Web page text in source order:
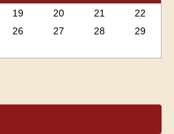
19 20 21
22
26 27 28
29